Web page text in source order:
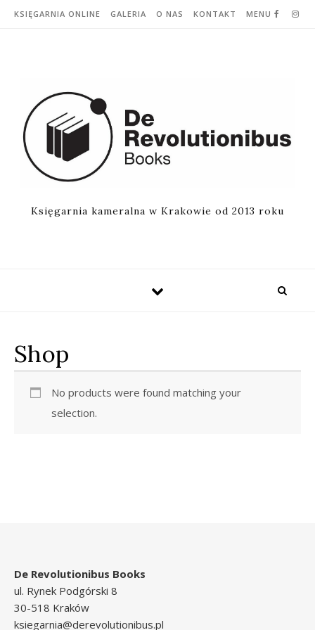
Skip to content
KSIĘGARNIA ONLINE GALERIA O NAS KONTAKT MENU
Księgarnia kameralna w Krakowie od 2013 roku
Shop
No products were found matching your
selection.
De Revolutionibus Books
ul. Rynek Podgórski 8
30-518 Kraków
ksiegarnia@derevolutionibus.pl